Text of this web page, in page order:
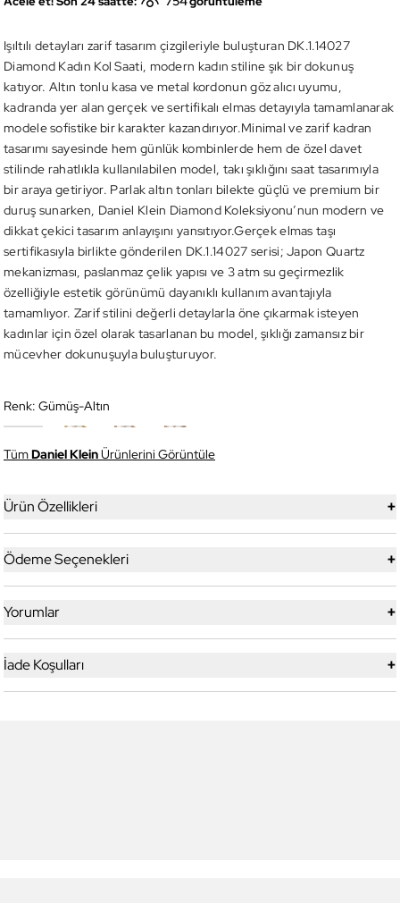
Işıltılı detayları zarif tasarım çizgileriyle buluşturan DK.1.14027
Diamond Kadın Kol Saati, modern kadın stiline şık bir dokunuş
katıyor. Altın tonlu kasa ve metal kordonun göz alıcı uyumu,
kadranda yer alan gerçek ve sertifikalı elmas detayıyla tamamlanarak
modele sofistike bir karakter kazandırıyor.Minimal ve zarif kadran
tasarımı sayesinde hem günlük kombinlerde hem de özel davet
stilinde rahatlıkla kullanılabilen model, takı şıklığını saat tasarımıyla
bir araya getiriyor. Parlak altın tonları bilekte güçlü ve premium bir
duruş sunarken, Daniel Klein Diamond Koleksiyonu’nun modern ve
dikkat çekici tasarım anlayışını yansıtıyor.Gerçek elmas taşı
sertifikasıyla birlikte gönderilen DK.1.14027 serisi; Japon Quartz
mekanizması, paslanmaz çelik yapısı ve 3 atm su geçirmezlik
özelliğiyle estetik görünümü dayanıklı kullanım avantajıyla
tamamlıyor. Zarif stilini değerli detaylarla öne çıkarmak isteyen
kadınlar için özel olarak tasarlanan bu model, şıklığı zamansız bir
mücevher dokunuşuyla buluşturuyor.
Renk: Gümüş-Altın
TümDaniel KleinÜrünlerini Görüntüle
Ürün Özellikleri +
Ödeme Seçenekleri +
Yorumlar +
İade Koşulları +